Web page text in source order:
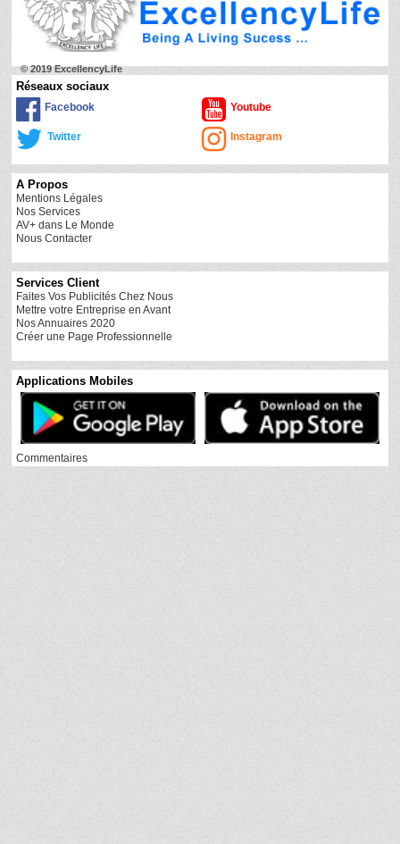
© 2019 ExcellencyLife
Réseaux sociaux
Facebook Youtube
Twitter Instagram
A Propos
Mentions Légales
Nos Services
AV+ dans Le Monde
Nous Contacter
Services Client
Faites Vos Publicités Chez Nous
Mettre votre Entreprise en Avant
Nos Annuaires 2020
Créer une Page Professionnelle
Applications Mobiles
Commentaires